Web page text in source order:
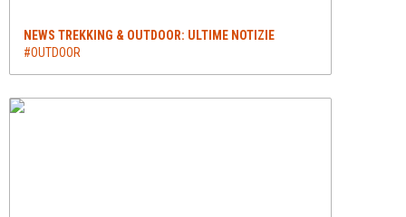
NEWS TREKKING & OUTDOOR: ULTIME NOTIZIE
#OUTDOOR